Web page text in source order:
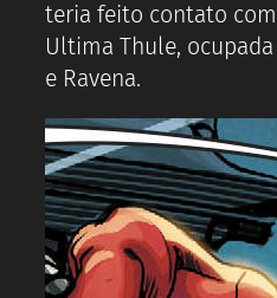
teria feito contato
Ultima Thule,
e Ravena.